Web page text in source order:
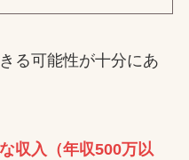
る可能性が十分にあ
収入（年収500万以